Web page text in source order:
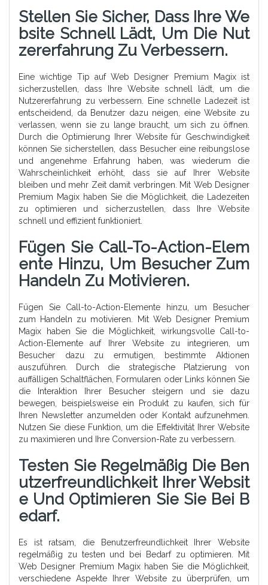
Stellen Sie Sicher, Dass Ihre We
Bsite Schnell Lädt, Um Die Nut
Zererfahrung Zu Verbessern.
Eine wichtige Tip auf Web Designer Premium Magix ist
sicherzustellen, dass Ihre Website schnell lädt, um die
Nutzererfahrung zu verbessern. Eine schnelle Ladezeit ist
entscheidend, da Benutzer dazu neigen, eine Website zu
verlassen, wenn sie zu lange braucht, um sich zu öffnen.
Durch die Optimierung Ihrer Website für Geschwindigkeit
können Sie sicherstellen, dass Besucher eine reibungslose
und angenehme Erfahrung haben, was wiederum die
Wahrscheinlichkeit erhöht, dass sie auf Ihrer Website
bleiben und mehr Zeit damit verbringen. Mit Web Designer
Premium Magix haben Sie die Möglichkeit, die Ladezeiten
zu optimieren und sicherzustellen, dass Ihre Website
schnell und effizient funktioniert.
Fügen Sie Call-To-Action-Elem
Ente Hinzu, Um Besucher Zum
Handeln Zu Motivieren.
Fügen Sie Call-to-Action-Elemente hinzu, um Besucher
zum Handeln zu motivieren. Mit Web Designer Premium
Magix haben Sie die Möglichkeit, wirkungsvolle Call-to-
Action-Elemente auf Ihrer Website zu integrieren, um
Besucher dazu zu ermutigen, bestimmte Aktionen
auszuführen. Durch die strategische Platzierung von
auffälligen Schaltflächen, Formularen oder Links können Sie
die Interaktion Ihrer Besucher steigern und sie dazu
bewegen, beispielsweise ein Produkt zu kaufen, sich für
Ihren Newsletter anzumelden oder Kontakt aufzunehmen.
Nutzen Sie diese Funktion, um die Effektivität Ihrer Website
zu maximieren und Ihre Conversion-Rate zu verbessern.
Testen Sie Regelmäßig Die Ben
Utzerfreundlichkeit Ihrer Websit
E Und Optimieren Sie Sie Bei B
Edarf.
Es ist ratsam, die Benutzerfreundlichkeit Ihrer Website
regelmäßig zu testen und bei Bedarf zu optimieren. Mit
Web Designer Premium Magix haben Sie die Möglichkeit,
verschiedene Aspekte Ihrer Website zu überprüfen, um